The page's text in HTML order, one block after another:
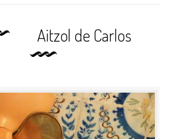
Aitzol de Carlos